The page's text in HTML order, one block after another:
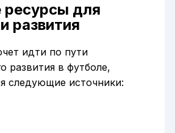
ресурсы для
развития
идти по пути
развития в футболе,
следующие источники: